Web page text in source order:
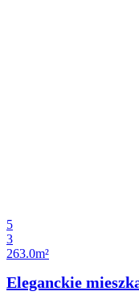
5
3
263.0m²
Eleganckie